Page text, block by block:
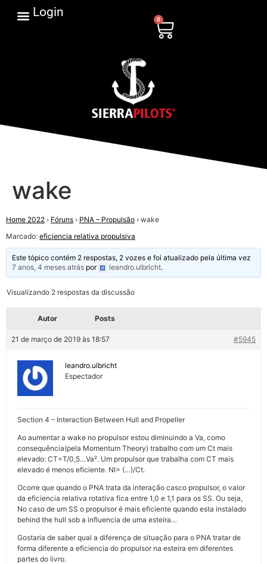
Login
0
wake
Home 2022 › Fóruns › PNA – Propulsão › wake
Marcado: eficiencia relativa propulsiva
Este tópico contém 2 respostas, 2 vozes e foi atualizado pela última vez
7 anos, 4 meses atrás por leandro.ulbricht.
Visualizando 2 respostas da discussão
Autor Posts
21 de março de 2019 às 18:57 #5945
leandro.ulbricht
Espectador
Section 4 – Interaction Between Hull and Propeller
Ao aumentar a wake no propulsor estou diminuindo a Va, como
consequência(pela Momentum Theory) trabalho com um Ct mais
elevado: CT=T/0,5…Va². Um propulsor que trabalha com CT mais
elevado é menos eficiente. NI= (…)/Ct.
Ocorre que quando o PNA trata da interação casco propulsor, o valor
da eficiencia relativa rotativa fica entre 1,0 e 1,1 para os SS. Ou seja,
No caso de um SS o propulsor é mais eficiente quando esta instalado
behind the hull sob a influencia de uma esteira…
Gostaria de saber qual a diferença de situação para o PNA tratar de
forma diferente a eficiencia do propulsor na esteira em diferentes
partes do livro.